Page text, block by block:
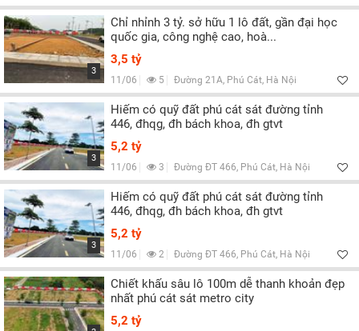
3
Chỉ nhỉnh 3 tỷ. sở hữu 1 lô đất, gần đại học
quốc gia, công nghệ cao, hoà...
3,5 tỷ
11/06 5 Đường 21A, Phú Cát, Hà Nội
3
Hiếm có quỹ đất phú cát sát đường tỉnh
446, đhqg, đh bách khoa, đh gtvt
5,2 tỷ
11/06 3 Đường ĐT 466, Phú Cát, Hà Nội
3
Hiếm có quỹ đất phú cát sát đường tỉnh
446, đhqg, đh bách khoa, đh gtvt
5,2 tỷ
11/06 2 Đường ĐT 466, Phú Cát, Hà Nội
Chiết khấu sâu lô 100m dễ thanh khoản đẹp
nhất phú cát sát metro city
5,2 tỷ